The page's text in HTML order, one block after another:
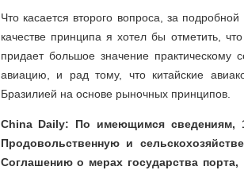
Что касается второго вопроса, за
качестве принципа я хотел бы отметить,
придает большое значение практическому
авиацию, и рад тому, что китайские
Бразилией на основе рыночных принципов.
China Daily: По имеющимся сведениям,
Продовольственную и
Соглашению о мерах государства